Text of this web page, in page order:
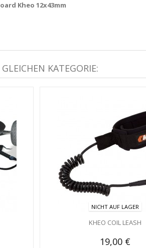
Kheo 12x43mm
KATEGORIE:
NICHT AUF LAGER
KHEO COIL LEASH
19,00 €